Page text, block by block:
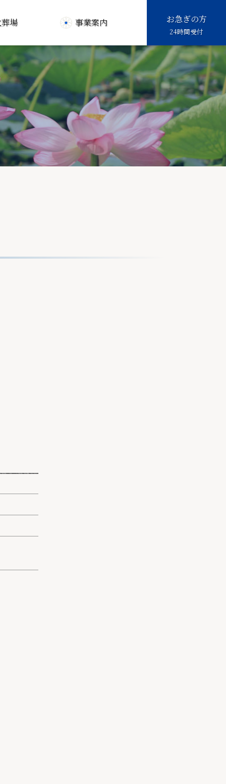
場 事業案内 お急ぎの方
24時間受付